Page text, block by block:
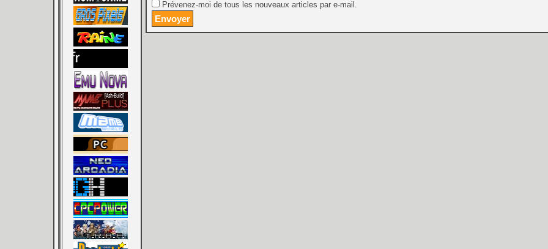
[LS] [PS5] Premiers signes
Prévenez-moi de tous les nouveaux articles par e-mail.